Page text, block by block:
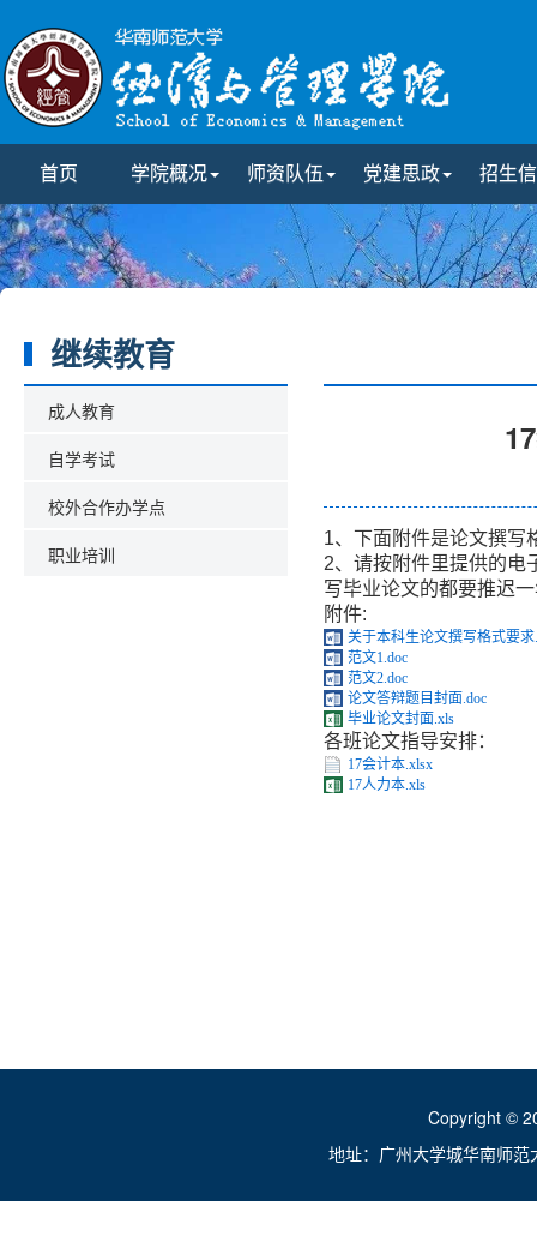
首页 学院概况 师资队伍 党建思政 招生
继续教育
成人教育
自学考试
校外合作办学点
职业培训
1、下面附件是论文撰写
2、请按附件里提供的电
写毕业论文的都要推迟
附件:
关于本科生论文撰写格式要求
范文1.doc
范文2.doc
论文答辩题目封面.doc
毕业论文封面.xls
各班论文指导安排：
17会计本.xlsx
17人力本.xls
Copyright ©
地址：广州大学城华南